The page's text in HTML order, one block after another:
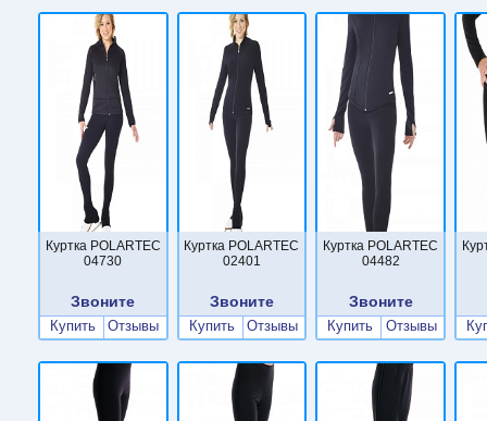
Куртка POLARTEC
04730
Звоните
Купить Отзывы
Куртка POLARTEC
02401
Звоните
Купить Отзывы
Куртка POLARTEC
04482
Звоните
Купить Отзывы